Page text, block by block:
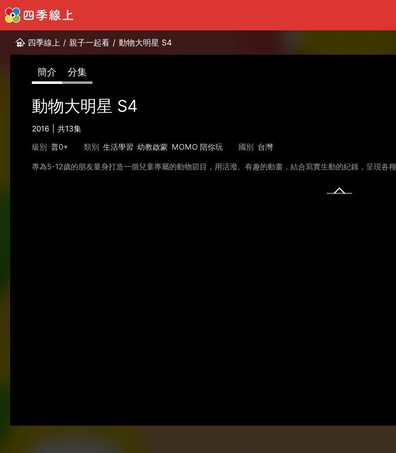
四季線上 / 親子一起看 / 動物大明星 S4
簡介 分集
動物大明星 S4
2016
共13集
級別 普0+ 類別 生活學習 幼教啟蒙 MOMO 陪你玩 國別 台灣
專為5-12歲的朋友量身打造一個兒童專屬的動物節目，用活潑、有趣的動畫，結合寫實生動的紀錄，呈現各